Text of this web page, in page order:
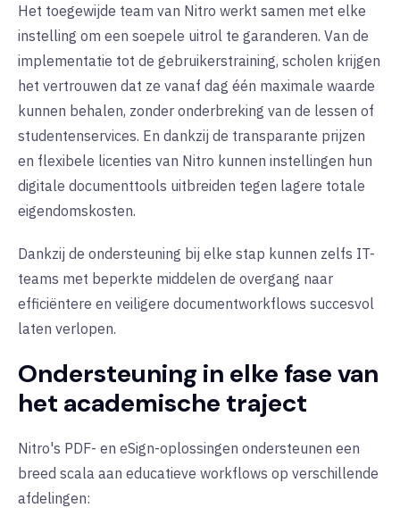
Het toegewijde team van Nitro werkt samen met elke
instelling om een soepele uitrol te garanderen. Van de
implementatie tot de gebruikerstraining, scholen krijgen
het vertrouwen dat ze vanaf dag één maximale waarde
kunnen behalen, zonder onderbreking van de lessen of
studentenservices. En dankzij de transparante prijzen
en flexibele licenties van Nitro kunnen instellingen hun
digitale documenttools uitbreiden tegen lagere totale
eigendomskosten.
Dankzij de ondersteuning bij elke stap kunnen zelfs IT-
teams met beperkte middelen de overgang naar
efficiëntere en veiligere documentworkflows succesvol
laten verlopen.
Ondersteuning in elke fase van
het academische traject
Nitro's PDF- en eSign-oplossingen ondersteunen een
breed scala aan educatieve workflows op verschillende
afdelingen: